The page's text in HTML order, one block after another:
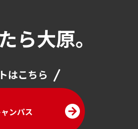
ら大原。
はこちら
ンパス